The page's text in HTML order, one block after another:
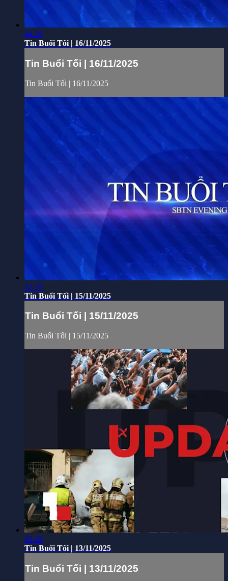
44:36
Tin Buổi Tối | 16/11/2025
Tin Buổi Tối | 16/11/2025
Tin Buổi Tối | 16/11/2025
42:18
Tin Buổi Tối | 15/11/2025
Tin Buổi Tối | 15/11/2025
Tin Buổi Tối | 15/11/2025
45:38
Tin Buổi Tối | 13/11/2025
Tin Buổi Tối | 13/11/2025